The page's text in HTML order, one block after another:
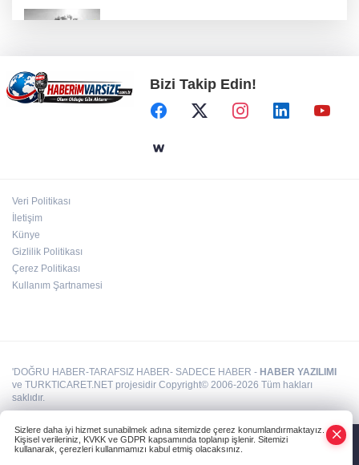
Malatya MASKİ'den Hekimhan'a yeni hat
Kayseri Büyükşehir'den kırsalda yol
Bizi Takip Edin!
Veri Politikası
İletişim
Künye
Gizlilik Politikası
Çerez Politikası
Kullanım Şartnamesi
'DOĞRU HABER-TARAFSIZ HABER- SADECE HABER - HABER YAZILIMI
ve TURKTICARET.NET projesidir Copyright© 2006-2026 Tüm hakları
saklıdır.
Sizlere daha iyi hizmet sunabilmek adına sitemizde çerez konumlandırmaktayız.
Kişisel verileriniz, KVKK ve GDPR kapsamında toplanıp işlenir. Sitemizi
kullanarak, çerezleri kullanmamızı kabul etmiş olacaksınız.